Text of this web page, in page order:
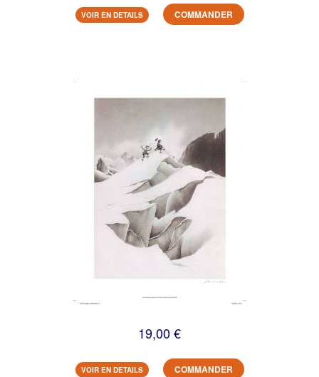
VOIR EN DETAILS COMMANDER
19,00 €
VOIR EN DETAILS COMMANDER